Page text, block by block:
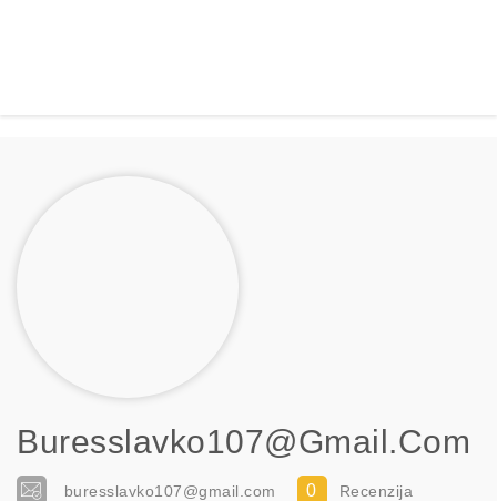
Buresslavko107@gmail.com
buresslavko107@gmail.com 0 Recenzija